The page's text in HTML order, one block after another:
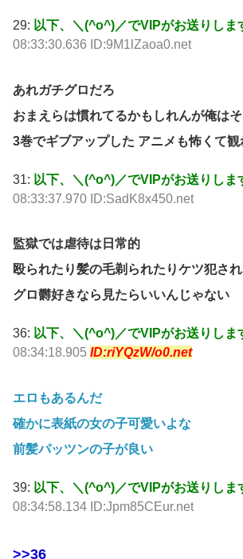
29: 以下、＼(^o^)／でVIPがお送りしま
08:33:30.636 ID:9M1lZaoa0.net
あれガチグロだろ
おまえらは慣れてるかもしれんが俺は
3巻でギブアップした アニメも怖くて観
31: 以下、＼(^o^)／でVIPがお送りしま
08:33:37.970 ID:SadK8x450.net
監獄では虐待は日常的
殴られたり髪の毛剃られたりケツ犯され
グロ欝好きなら見たらいいんじゃない
36: 以下、＼(^o^)／でVIPがお送りしま
08:34:18.905 ID:riYQzW/o0.net
エロもあるんだ
確かに表紙の女の子可愛いよな
前髪パッツンの子が良い
39: 以下、＼(^o^)／でVIPがお送りしま
08:34:58.134 ID:Jpm85CEur.net
>>36